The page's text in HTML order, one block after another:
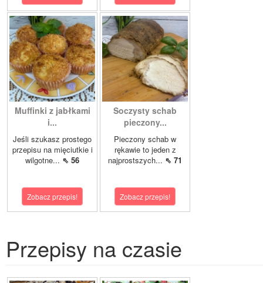
Muffinki z jabłkami
i...
Jeśli szukasz prostego
przepisu na mięciutkie i
wilgotne... ⇖ 56
Zobacz przepis!
Soczysty schab
pieczony...
Pieczony schab w
rękawie to jeden z
najprostszych... ⇖ 71
Zobacz przepis!
Przepisy na czasie